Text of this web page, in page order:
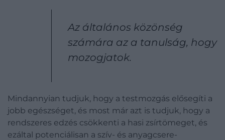
Az általános közönség
számára az a tanulság, hogy
mozogjatok.
Mindannyian tudjuk, hogy a testmozgás elősegíti a
jobb egészséget, és most már azt is tudjuk, hogy a
rendszeres edzés csökkenti a hasi zsírtömeget, és
ezáltal potenciálisan a szív- és anyagcsere-